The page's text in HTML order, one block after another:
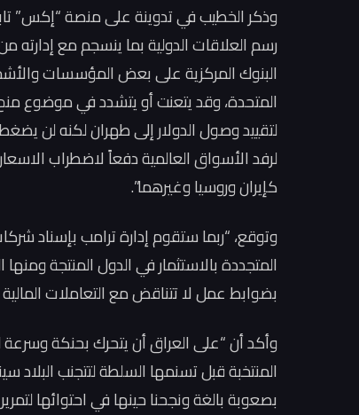
وذكر الخطيب في تدوينة على منصة “إكس”
رسم العلاقات الدولية بما ينسجم مع
البنوك المركزية على بعض المؤسسات
المتحدة، وقد يتعنت أو يتشدد في موضوع منح
لتقييد وصول الدولار إلى طهران لكنه لن
لرفد الأسواق العالمية دفعاً لاضطراب
كإيران وروسيا وغيرهما”.
وتوقع، “ربما ستقوم إدارة ترامب بإسناد
المتجددة بالاستثمار في الدول المنتجة
بضوابط عمل لا تتناقض مع التعاملات
وأكد أن “على العراق أن يتحرك بحنكة
المنتخبة قبل تسنمها السلطة لتتجنب البلاد
بصعوبة بالغة ونجحنا حينها في احتوائها